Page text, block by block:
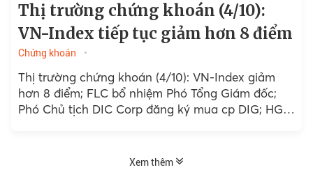
Thị trường chứng khoán (4/10):
VN-Index tiếp tục giảm hơn 8 điểm
Chứng khoán
Thị trường chứng khoán (4/10): VN-Index giảm
hơn 8 điểm; FLC bổ nhiệm Phó Tổng Giám đốc;
Phó Chủ tịch DIC Corp đăng ký mua cp DIG; HGM
Xem thêm